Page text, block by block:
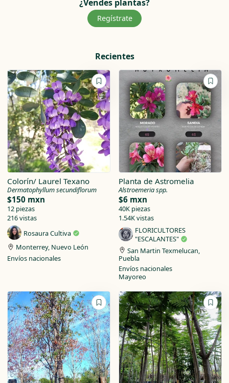
¿Vendes plantas?
Regístrate
Recientes
Colorín/ Laurel Texano
Dermatophyllum secundiflorum
$150 mxn
12 piezas
216 vistas
Rosaura Cultiva
Monterrey, Nuevo León
Envíos nacionales
Planta de Astromelia
Alstroemeria spp.
$6 mxn
40K piezas
1.54K vistas
FLORICULTORES
"ESCALANTES"
San Martin Texmelucan,
Puebla
Envíos nacionales
Mayoreo